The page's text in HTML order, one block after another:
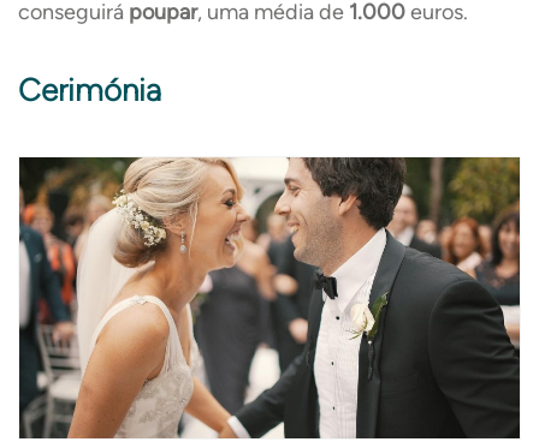
conseguirá poupar, uma média de 1.000euros.
Cerimónia